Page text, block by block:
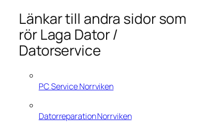
Länkar till andra sidor som
rör Laga Dator /
Datorservice
PC Service Norrviken
Datorreparation Norrviken